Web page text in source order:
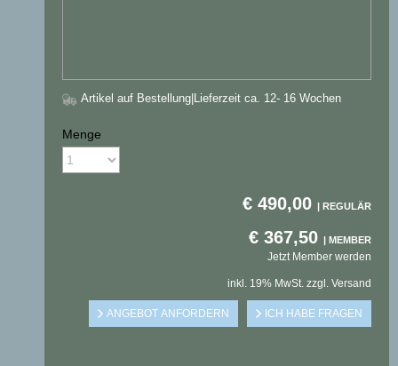
Artikel auf Bestellung |Lieferzeit ca. 12- 16 Wochen
Menge
€ 490,00
€ 367,50
Jetzt Member werden
inkl. 19% MwSt. zzgl. Versand